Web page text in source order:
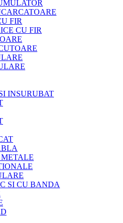
FIR
CU FIR
INSURUBAT
SI CU BANDA